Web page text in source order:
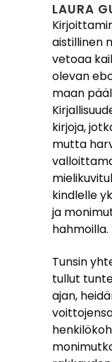
LAURA
aistillinen
vetoaa
olevan
maan
kirjoja,
mutta
kindlelle
ja
hahmoilla.
Tunsin
tullut
ajan,